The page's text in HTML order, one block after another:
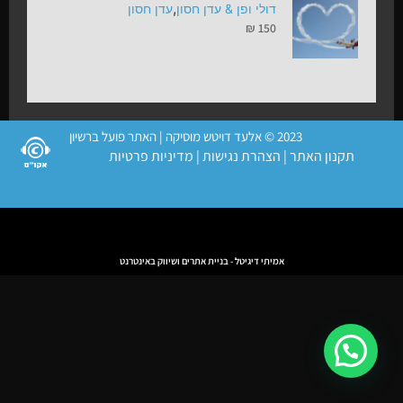
דולי ופן & עדן חסון,עדן חסון
₪ 150
2023 © אלעד דויטש מוסיקה | האתר פועל ברשיון
תקנון האתר| הצהרת נגישות| מדיניות פרטיות
אמיתי דיגיטל - בניית אתרים ושיווק באינטרנט